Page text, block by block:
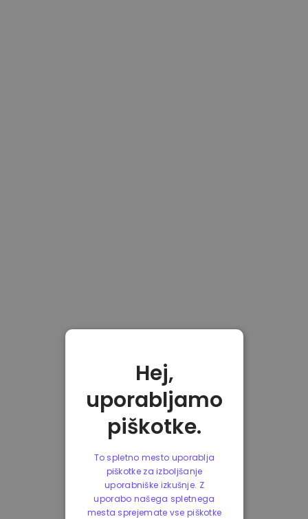
Hej,
uporabljamo
piškotke.
To spletno mesto uporablja
piškotke za izboljšanje
uporabniške izkušnje. Z
uporabo našega spletnega
mesta sprejemate vse piškotke